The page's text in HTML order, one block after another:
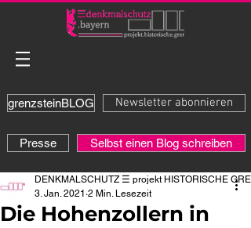
grenzsteinBLOG
Presse
Newsletter abonnieren
Selbst einen Blog schreiben
Die Hohenzollern in
DENKMALSCHUTZ ☰ projekt HISTORISCHE
3. Jan. 2021 2 Min. Lesezeit